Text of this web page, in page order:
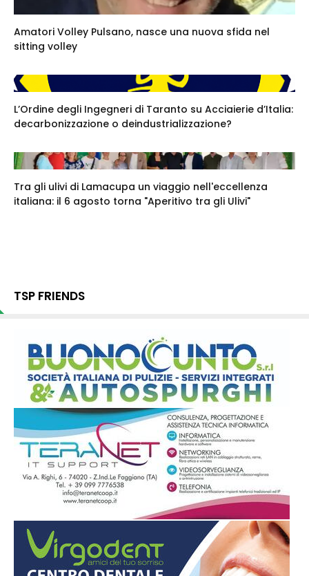
Amatori Volley Pulsano, nasce una nuova sfida nel
sitting volley
L’Ordine degli Ingegneri di Taranto su Acciaierie d’Italia:
decarbonizzazione o deindustrializzazione?
Tra gli ulivi di Lamacupa un viaggio nell'eccellenza
italiana: il 6 agosto torna "Aperitivo tra gli Ulivi"
TSP FRIENDS